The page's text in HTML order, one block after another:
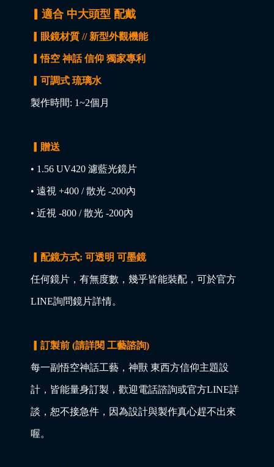
▎適合 中大頭型 配戴
▎眼鏡材質 // 新型外觀機能
▎悟空 神話 信仰 獨家專利
可調式 琉璃水
製作時間: 1~2個月
▎贈送
• 1.56 UV420 濾藍光鏡片
• 遠視 +400 / 散光 -200內
• 近視 -800 / 散光 -200內
▎配鏡方式: 可透明 可墨鏡
任何鏡片，有無度數，幾乎皆能裝配，可於官方
LINE詢問鏡片詳情。
▎訂製前 (請詳閱 工藝諮詢)
每一副悟空神話工藝，神獸 東西方信仰主題設
計，皆能量身訂製，歡迎電話諮詢或官方LINE詳
談，恕不接急件，因為設計與製作真心趕不出來
喔。